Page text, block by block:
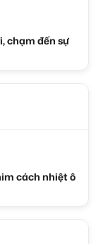
chạm đến sự
cách nhiệt ô